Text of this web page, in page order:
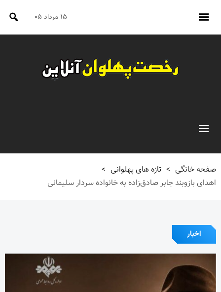
۱۵ مرداد ۰۵
صفحه خانگی > تازه های پهلوانی >
اهدای بازوبند جابر صادق‌زاده به خانواده سردار سلیمانی
اخبار